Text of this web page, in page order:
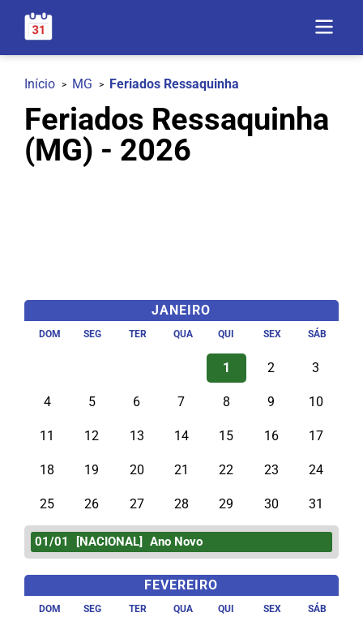
Início MG Feriados Ressaquinha
Feriados Ressaquinha
(MG) - 2026
JANEIRO
DOM SEG TER QUA QUI SEX SÁB
1 2 3
4 5 6 7 8 9 10
11 12 13 14 15 16 17
18 19 20 21 22 23 24
25 26 27 28 29 30 31
01/01 [NACIONAL] Ano Novo
FEVEREIRO
DOM SEG TER QUA QUI SEX SÁB